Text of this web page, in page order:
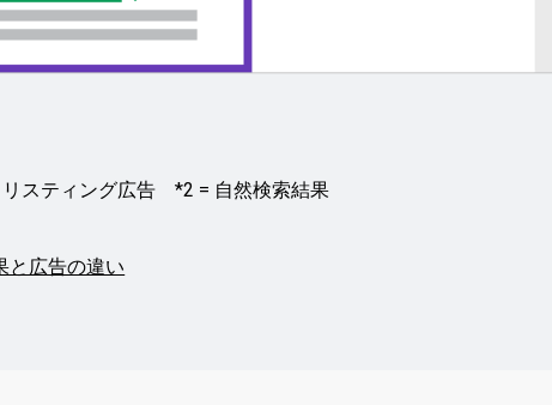
リスティング広告 *2 = 自然検索結果
と広告の違い